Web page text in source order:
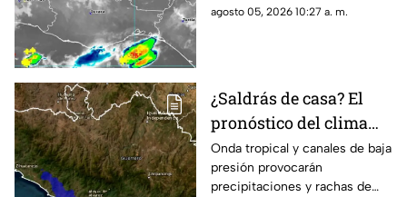
parte de la entidad; revisa las
agosto 05, 2026 10:27 a. m.
¿Saldrás de casa? El
pronóstico del clima
hoy para Guerrero
Onda tropical y canales de baja
presión provocarán
precipitaciones y rachas de